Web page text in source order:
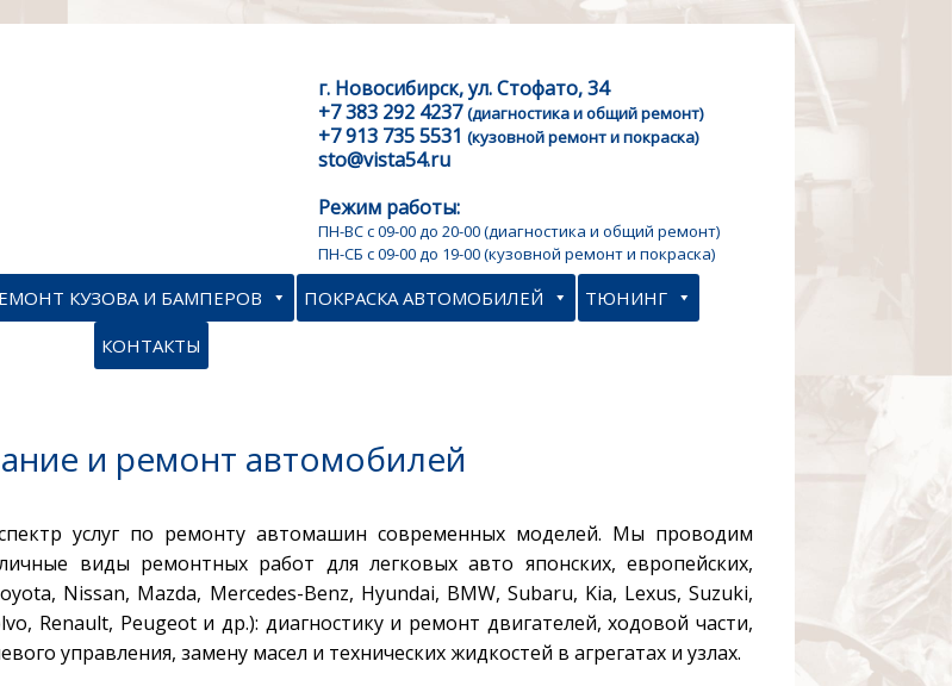
г. Новосибирск, ул. Стофато, 34
+7 383 292 4237(диагностика и общий ремонт)
+7 913 735 5531 (кузовной ремонт и покраска)
sto@vista54.ru
Режим работы:
ПН-ВС с 09-00 до 20-00(диагностика и общий ремонт)
ПН-CБ с 09-00 до 19-00(кузовной ремонт и покраска)
КУЗОВА И БАМПЕРОВ ПОКРАСКА АВТОМОБИЛЕЙ
ТЮНИНГ
КОНТАКТЫ
и ремонт автомобилей
услуг по ремонту автомашин современных моделей. Мы проводим
виды ремонтных работ для легковых авто японских, европейских,
Nissan, Mazda, Mercedes-Benz, Hyundai, BMW, Subaru, Kia, Lexus, Suzuki,
Renault, Peugeot и др.): диагностику и ремонт двигателей, ходовой части,
управления, замену масел и технических жидкостей в агрегатах и узлах.